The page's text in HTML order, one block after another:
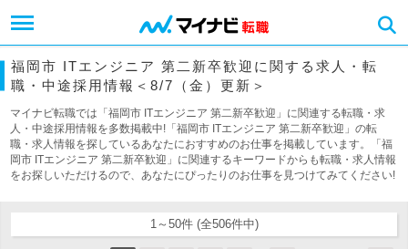
福岡市 ITエンジニア 第二新卒歓迎に関する求人・転
職・中途採用情報＜8/7（金）更新＞
マイナビ転職では「福岡市 ITエンジニア 第二新卒歓迎」に関連する転職・求
人・中途採用情報を多数掲載中!「福岡市 ITエンジニア 第二新卒歓迎」の転
職・求人情報を探しているあなたにおすすめのお仕事を掲載しています。「福
岡市 ITエンジニア 第二新卒歓迎」に関連するキーワードからも転職・求人情報
をお探しいただけるので、あなたにぴったりのお仕事を見つけてみてください!
1～50件 (全506件中)